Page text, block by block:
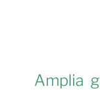
Amplia